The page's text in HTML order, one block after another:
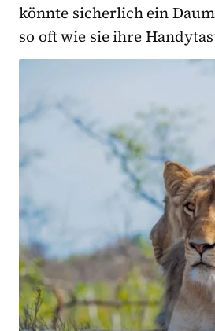
könnte sicherlich ein
so oft wie sie ihre